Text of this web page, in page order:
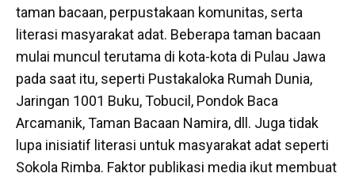
taman bacaan, perpustakaan komunitas, serta
literasi masyarakat adat. Beberapa taman bacaan
mulai muncul terutama di kota-kota di Pulau Jawa
pada saat itu, seperti Pustakaloka Rumah Dunia,
Jaringan 1001 Buku, Tobucil, Pondok Baca
Arcamanik, Taman Bacaan Namira, dll. Juga tidak
lupa inisiatif literasi untuk masyarakat adat seperti
Sokola Rimba. Faktor publikasi media ikut membuat